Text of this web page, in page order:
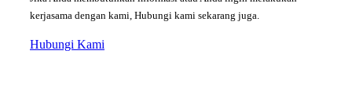
kerjasama dengan kami, Hubungi kami sekarang juga.
Hubungi Kami